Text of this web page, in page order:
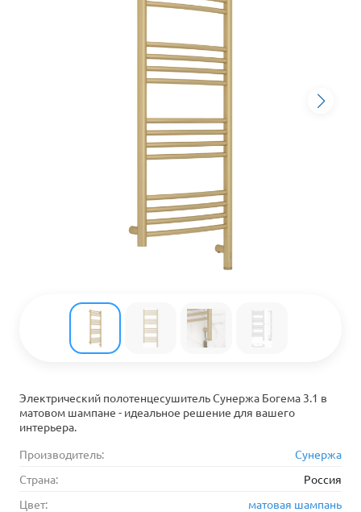
Электрический полотенцесушитель Сунержа Богема 3.1 в
матовом шампане - идеальное решение для вашего
интерьера.
Производитель:
Сунержа
Страна:
Россия
Цвет:
матовая шампань